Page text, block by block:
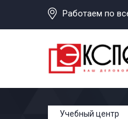
Работаем по
Учебный центр